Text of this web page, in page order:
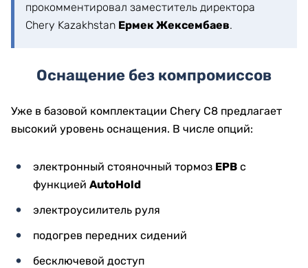
прокомментировал заместитель директора
Chery Kazakhstan Ермек Жексембаев.
Оснащение без компромиссов
Уже в базовой комплектации Chery C8 предлагает
высокий уровень оснащения. В числе опций:
электронный стояночный тормоз EPB с
функцией AutoHold
электроусилитель руля
подогрев передних сидений
бесключевой доступ